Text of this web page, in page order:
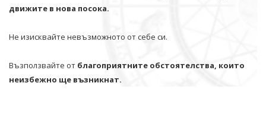
движите в нова посока.
Не изисквайте невъзможното от себе си.
Възползвайте от благоприятните обстоятелства, които
неизбежно ще възникнат.